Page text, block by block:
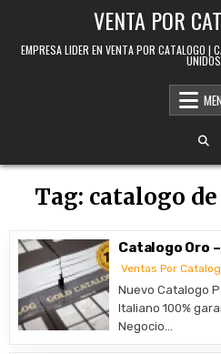
VENTA POR
EMPRESA LIDER EN VENTA POR CATALOGO |
UNIDOS
Tag: catalogo
Catalogo Oro
Ventas Por
Nuevo Catalogo
Italiano 100%
Negocio…